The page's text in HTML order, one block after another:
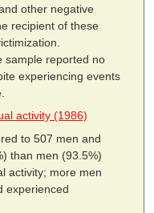
other negative
recipient of these
sample reported no
experiencing events
activity (1986)
to 507 men and
than men (93.5%)
activity; more men
experienced